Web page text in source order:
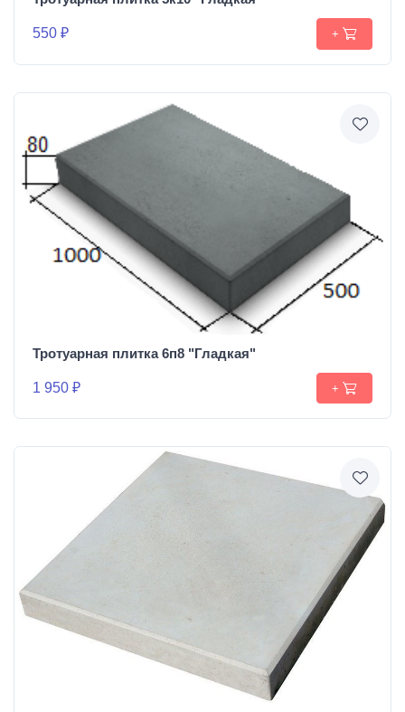
550 ₽ +
Тротуарная плитка 6п8 "Гладкая"
1 950 ₽ +